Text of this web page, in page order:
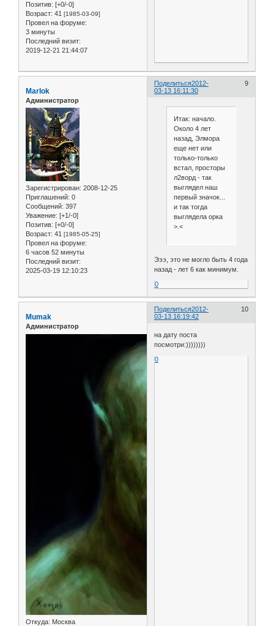
Позитив: [+0/-0]
Возраст: 41 [1985-03-09]
Провел на форуме:
3 минуты
Последний визит:
2019-12-21 21:44:07
Поделиться 9
2012-
03-13 16:11:30
Marlok
Администратор
Зарегистрирован: 2008-12-25
Приглашений: 0
Сообщений: 397
Уважение: [+1/-0]
Позитив: [+0/-0]
Возраст: 41 [1985-05-25]
Провел на форуме:
6 часов 52 минуты
Последний визит:
2025-03-19 12:10:23
Итак: начало.
Около 4 лет
назад, Элмора
еще нет или
только-только
встал, просторы
л2ворд - так
выглядел наш
первый значок...
и так тогда
выглядела орка
>.<
Эээ, это не могло быть 4 года
назад - лет 6 как минимум.
0
Поделиться 10
2012-
03-13 16:19:42
Mumak
Администратор
Откуда: Москва
на дату поста
посмотри:))))))))
0